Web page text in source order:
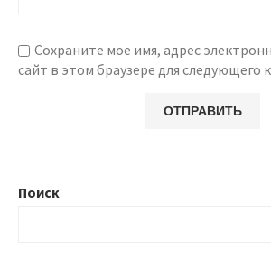
Сохраните мое имя, адрес
сайт в этом браузере для следующего
Поиск